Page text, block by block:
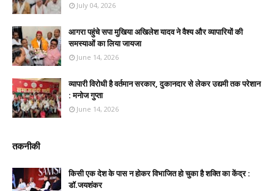
July 04, 2026
आगरा पहुंचे सपा मुखिया अखिलेश यादव ने वैश्य और व्यापारियों की
समस्याओं का लिया जायजा
June 14, 2026
व्यापारी विरोधी है वर्तमान सरकार, दुकानदार से लेकर उद्यमी तक परेशान
: मनोज गुप्ता
June 14, 2026
तकनीकी
किसी एक देश के पास न होकर विभाजित हो चुका है शक्ति का केंद्र :
डॉ.जयशंकर